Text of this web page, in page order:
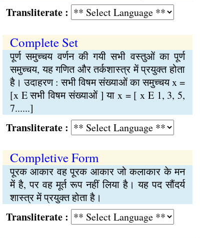
:
Complete Set
पूर्ण समुच्चय वर्णन की गयी सभी वस्तुओं का पूर्ण
समुच्चय, यह गणित और तर्कशास्त्र में प्रयुक्त होता
है। उदाहरण : सभी विषम संख्याओं का समुच्चय x =
[x E सभी विषम संख्याओं ] या x = [ x E 1, 3, 5,
7......]
:
Completive Form
पूरक आकार वह पूरक आकार जो कलाकार के मन
में है, पर वह मूर्त रूप नहीं लिया है। यह पद सौंदर्य
शास्त्र में प्रयुक्त होता है।
: